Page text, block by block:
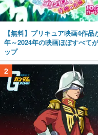
年～2024年の映画ほぼすべて
ップ